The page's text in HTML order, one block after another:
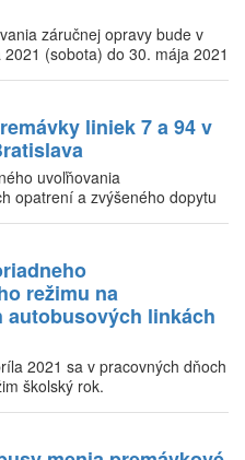
záručnej opravy bude v
(sobota) do 30. mája 2021
liniek 7 a 94 v
uvoľňovania
opatrení a zvýšeného dopytu
režimu na
autobusových linkách
2021 sa v pracovných dňoch
školský rok.